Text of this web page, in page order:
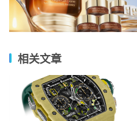
相关文章